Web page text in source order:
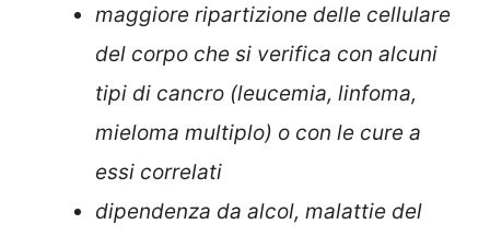
maggiore ripartizione delle cellulare
del corpo che si verifica con alcuni
tipi di cancro (leucemia, linfoma,
mieloma multiplo) o con le cure a
essi correlati
dipendenza da alcol, malattie del